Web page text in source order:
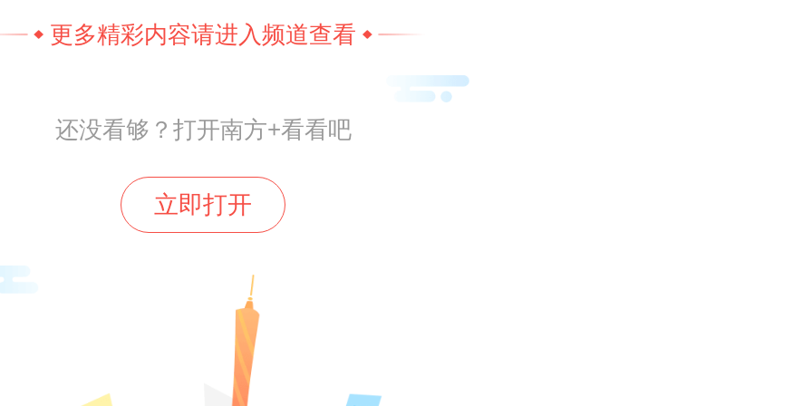
刺梨……山川湖海只为一杯热爱！
更多精彩内容请进入频道查看
还没看够？打开南方+看看吧
立即打开